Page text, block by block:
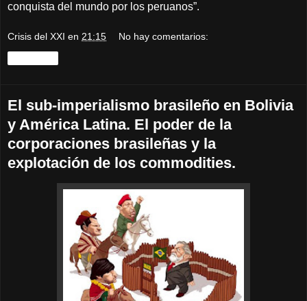
conquista del mundo por los peruanos”.
Crisis del XXI en 21:15 No hay comentarios:
El sub-imperialismo brasileño en Bolivia
y América Latina. El poder de la
corporaciones brasileñas y la
explotación de los commodities.